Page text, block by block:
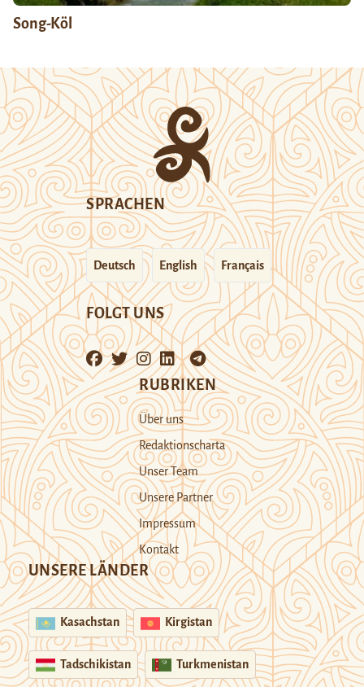
Song-Köl
SPRACHEN
Deutsch English Français
FOLGT UNS
RUBRIKEN
Über uns
Redaktionscharta
Unser Team
Unsere Partner
Impressum
Kontakt
UNSERE LÄNDER
Kasachstan Kirgistan
Tadschikistan Turkmenistan